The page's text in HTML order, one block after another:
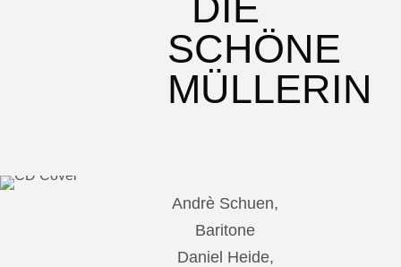
SCHÖNE
MÜLLERIN
Andrè Schuen,
Baritone
Daniel Heide,